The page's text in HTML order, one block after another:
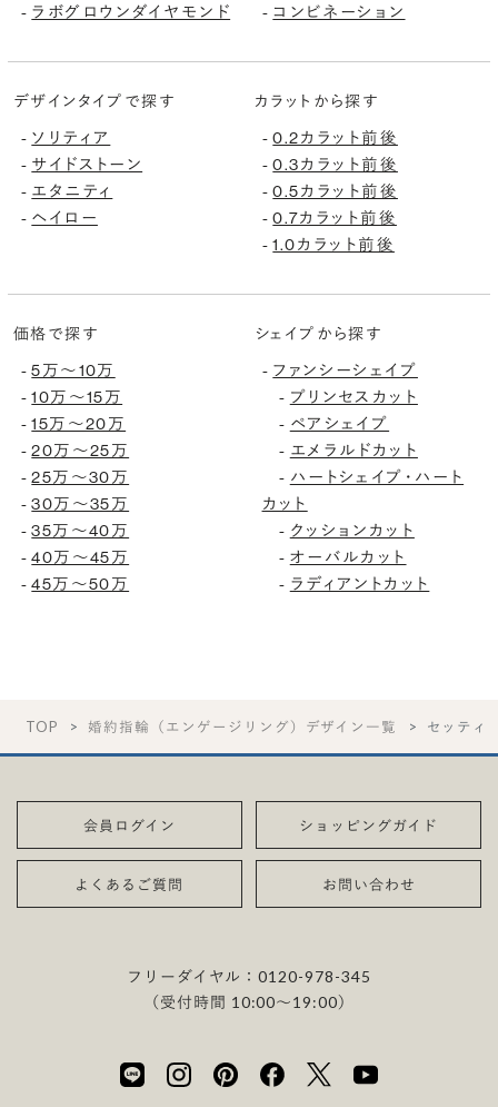
- ラボグロウンダイヤモンド - コンビネーション
デザインタイプで探す
- ソリティア
- サイドストーン
- エタニティ
- ヘイロー
カラットから探す
-0.2カラット前後
-0.3カラット前後
-0.5カラット前後
-0.7カラット前後
-1.0カラット前後
価格で探す
-5万〜10万
-10万〜15万
-15万〜20万
-20万〜25万
-25万〜30万
-30万〜35万
-35万〜40万
-40万〜45万
-45万〜50万
シェイプから探す
- ファンシーシェイプ
- プリンセスカット
- ペアシェイプ
- エメラルドカット
- ハートシェイプ・ハート
カット
- クッションカット
- オーバルカット
- ラディアントカット
TOP 婚約指輪（エンゲージリング）デザイン一覧 セッティ
会員ログイン ショッピングガイド
よくあるご質問 お問い合わせ
フリーダイヤル：0120-978-345
（受付時間 10:00〜19:00）